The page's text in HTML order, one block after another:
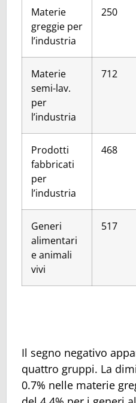
Materie
greggie per
l’industria
250
Materie
semi-lav.
per
l’industria
712
Prodotti
fabbricati
per
l’industria
468
Generi
alimentari
e animali
vivi
517
Il segno negativo
quattro gruppi. La
0.7% nelle materie